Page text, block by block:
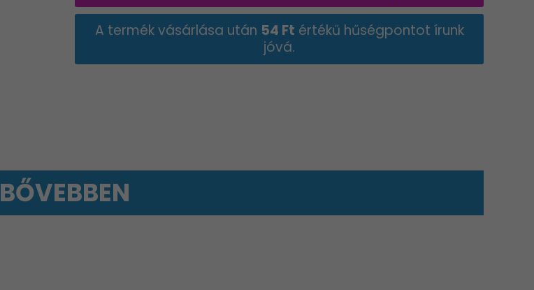
A termék vásárlása után 54 Ft értékű hűségpontot írunk
jóvá.
BŐVEBBEN